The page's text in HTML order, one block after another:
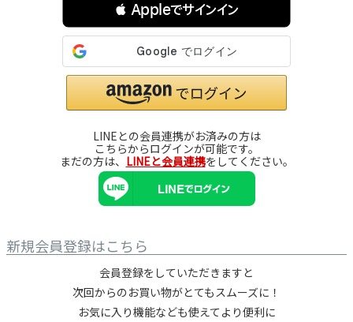
 Appleでサインイン
LINEとの会員連携がお済みの方は
こちらからログインが可能です。
まだの方は、 LINEと会員連携をしてください。
新規会員登録はこちら
会員登録をしていただきますと
次回からのお買い物がとてもスムーズに！
お気に入り機能なども使えてより便利に